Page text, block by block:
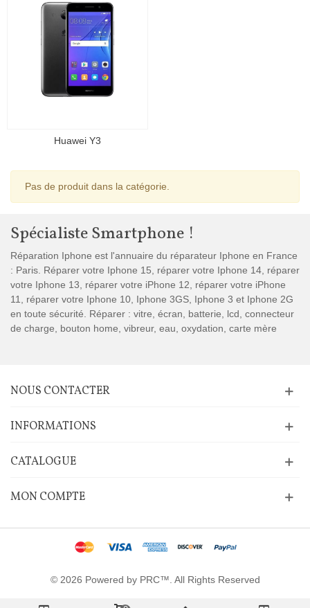
Huawei Y3
Pas de produit dans la catégorie.
Spécialiste Smartphone !
Réparation Iphone est l'annuaire du réparateur Iphone en France
: Paris. Réparer votre Iphone 15, réparer votre Iphone 14, réparer
votre Iphone 13, réparer votre iPhone 12, réparer votre iPhone
11, réparer votre Iphone 10, Iphone 3GS, Iphone 3 et Iphone 2G
en toute sécurité. Réparer : vitre, écran, batterie, lcd, connecteur
de charge, bouton home, vibreur, eau, oxydation, carte mère
NOUS CONTACTER
INFORMATIONS
CATALOGUE
MON COMPTE
© 2026 Powered by PRC™. All Rights Reserved